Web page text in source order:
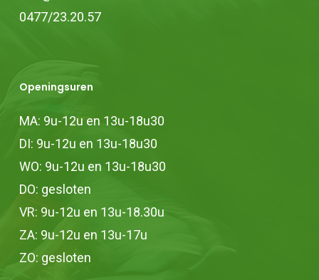
0477/23.20.57
Openingsuren
MA: 9u-12u en 13u-18u30
DI: 9u-12u en 13u-18u30
WO: 9u-12u en 13u-18u30
DO: gesloten
VR: 9u-12u en 13u-18.30u
ZA: 9u-12u en 13u-17u
ZO: gesloten